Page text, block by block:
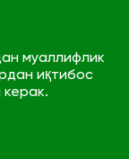
муаллифлик
иқтибос